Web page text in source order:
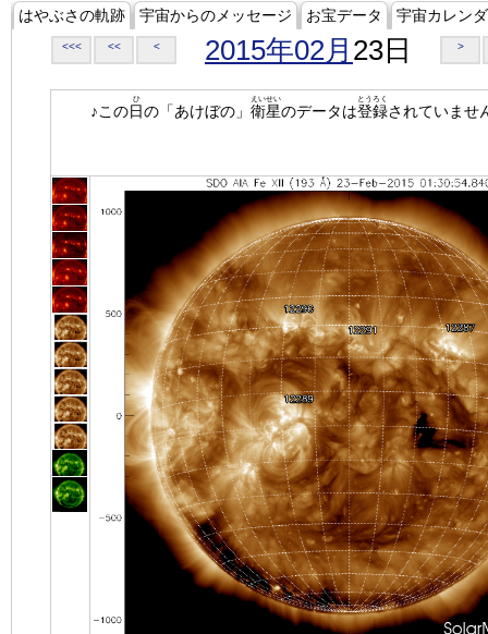
はやぶさの軌跡 宇宙からのメッセージ お宝データ 宇宙カレン
<<< << < 2015年02月 23日 >
♪この日
ひ
の「あけぼの」 衛星
えいせい
のデータは登録
とうろく
されていませ